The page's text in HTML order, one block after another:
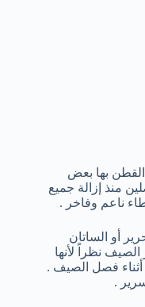
بها بعض
منذ إزالة جميع
ناعم وفاخر .
أو الساتان
نظراً لأنها
فصل الصيف .
.